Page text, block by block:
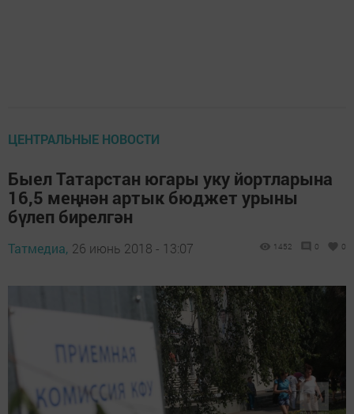
ЦЕНТРАЛЬНЫЕ НОВОСТИ
Быел Татарстан югары уку йортларына
16,5 меңнән артык бюджет урыны
бүлеп бирелгән
Татмедиа, 26 июнь 2018 - 13:07 1452 0 0